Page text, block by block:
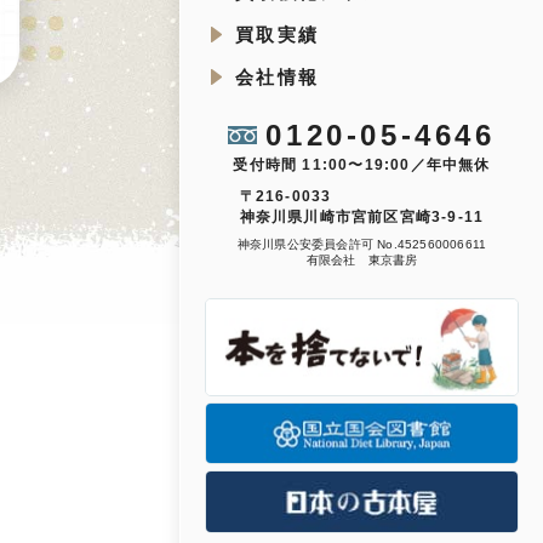
買取実績
会社情報
0120-05-4646
受付時間 11:00〜19:00／年中無休
〒216-0033
神奈川県川崎市宮前区宮崎3-9-11
神奈川県公安委員会許可 No.452560006611
有限会社 東京書房